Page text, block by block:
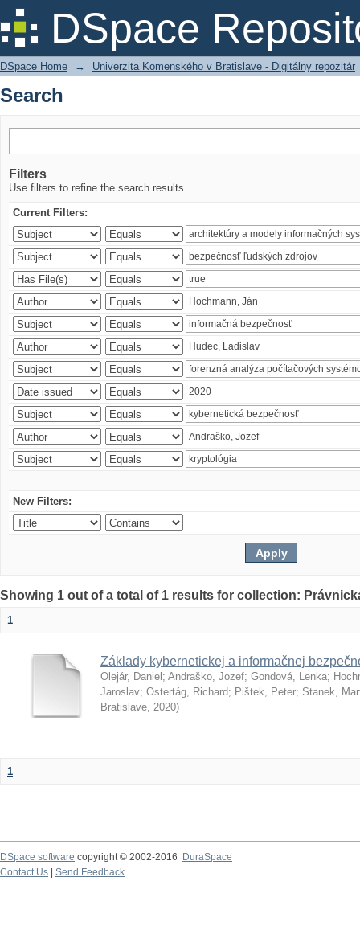
DSpace
Search
DSpace Home → Univerzita Komenského v Bratislave - Digitálny repozitár
Search
Filters
Use filters to refine the search results.
Current Filters:
New Filters:
Showing 1 out of a total of 1 results for collection:
1
Základy kybernetickej a informačnej
Olejár, Daniel ; Andraško, Jozef; Gondová, Lenka;
Jaroslav; Ostertág, Richard; Pištek, Peter; Stanek,
Bratislave, 2020)
1
DSpace software copyright © 2002-2016
DuraSpace
Contact Us
Send Feedback